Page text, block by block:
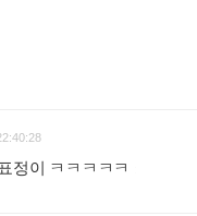
정이 ㅋㅋㅋㅋㅋ